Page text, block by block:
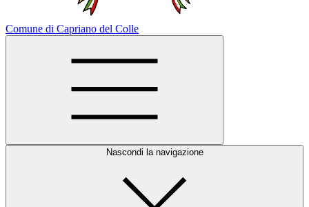
Comune di Capriano del Colle
Nascondi la navigazione